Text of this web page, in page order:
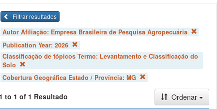
Filtrar resultados
Autor Afiliação: Empresa Brasileira de Pesquisa Agropecuária
Publication Year: 2026
Classificação de tópicos Termo: Levantamento e Classificação do
Solo
Cobertura Geográfica Estado / Província: MG
to 1 of 1 Resultado
Ordenar